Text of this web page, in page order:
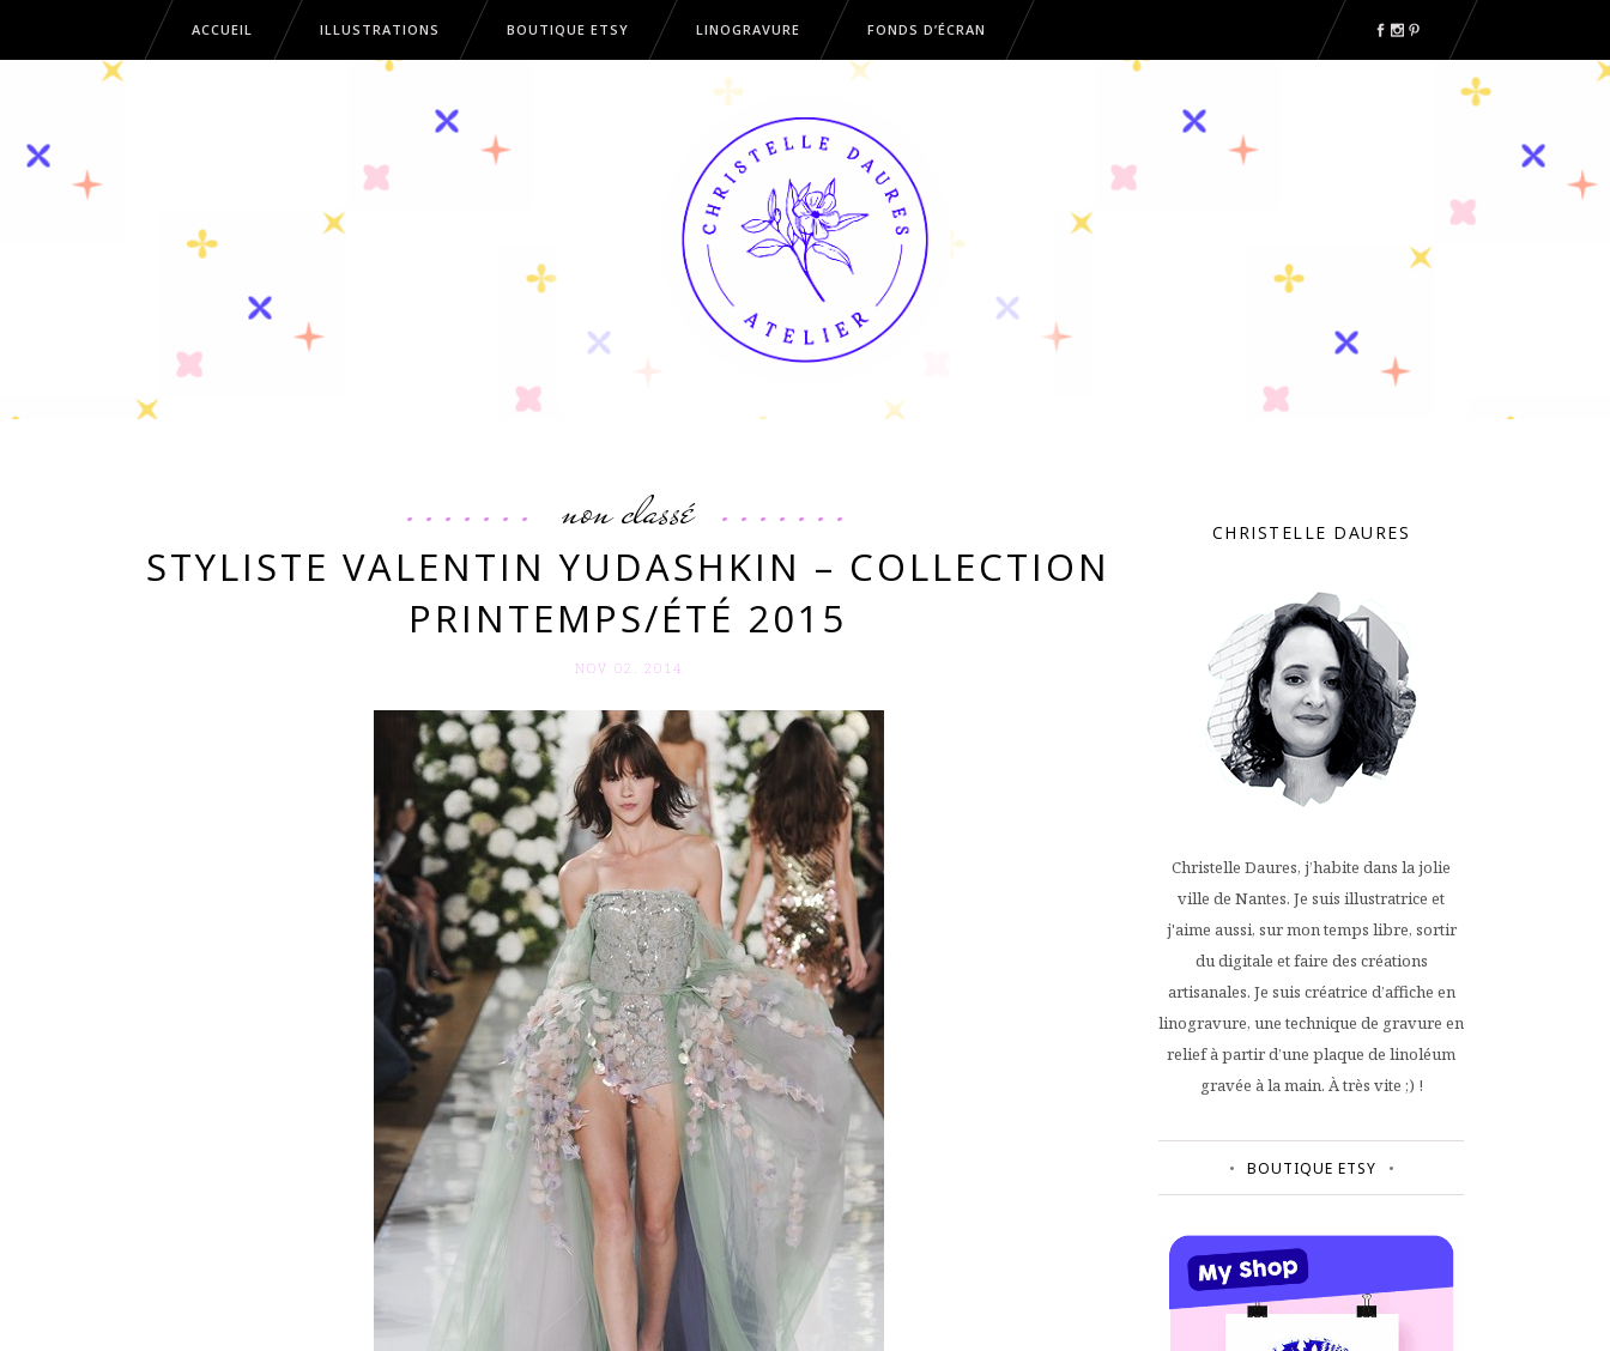
ACCUEIL ILLUSTRATIONS BOUTIQUE ETSY LINOGRAVURE FONDS D’ÉCRAN
non classé
STYLISTE VALENTIN YUDASHKIN – COLLECTION
PRINTEMPS/ÉTÉ 2015
NOV 02. 2014
CHRISTELLE DAURES
Christelle Daures, j’habite dans la jolie
ville de Nantes. Je suis illustratrice et
j'aime aussi, sur mon temps libre, sortir
du digitale et faire des créations
artisanales. Je suis créatrice d’affiche en
linogravure, une technique de gravure en
relief à partir d’une plaque de linoléum
gravée à la main. À très vite ;) !
BOUTIQUE ETSY